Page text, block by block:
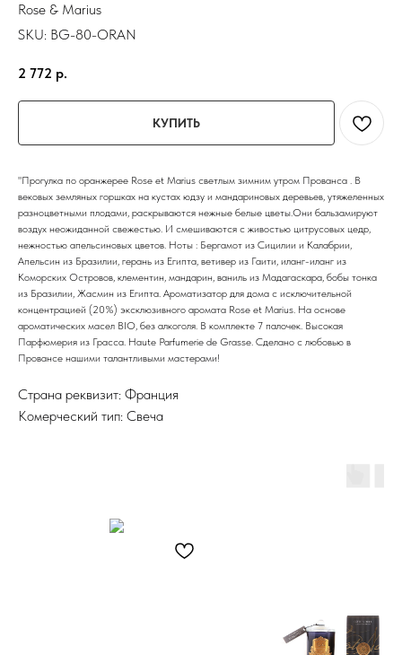
Rose & Marius
SKU: BG-80-ORAN
2 772 р.
КУПИТЬ
"Прогулка по оранжерее Rose et Marius светлым зимним утром Прованса . В
вековых земляных горшках на кустах юдзу и мандариновых деревьев, утяжеленных
разноцветными плодами, раскрываются нежные белые цветы.Они бальзамируют
воздух неожиданной свежестью. И смешиваются с живостью цитрусовых цедр,
нежностью апельсиновых цветов. Ноты : Бергамот из Сицилии и Калабрии,
Апельсин из Бразилии, герань из Египта, ветивер из Гаити, иланг-иланг из
Коморских Островов, клементин, мандарин, ваниль из Мадагаскара, бобы тонка
из Бразилии, Жасмин из Египта. Ароматизатор для дома с исключительной
концентрацией (20%) эксклюзивного аромата Rose et Marius. На основе
ароматических масел BIO, без алкоголя. В комплекте 7 палочек. Высокая
Парфюмерия из Грасса. Haute Parfumerie de Grasse. Сделано с любовью в
Провансе нашими талантливыми мастерами!
Страна реквизит: Франция
Комерческий тип: Свеча